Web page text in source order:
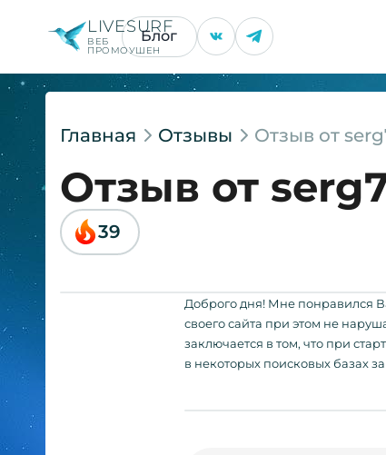
LIVESURF
ВЕБ
ПРОМОУШЕН
Блог
Главная Отзывы Отзыв от
Отзыв от
39
Доброго дня! Мне понравился
своего сайта при этом не
заключается в том, что при
в некоторых поисковых базах